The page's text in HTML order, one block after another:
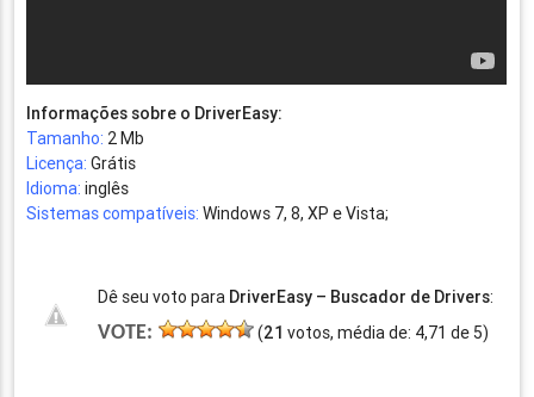
Informações sobre o DriverEasy:
Tamanho: 2 Mb
Licença: Grátis
Idioma: inglês
Sistemas compatíveis: Windows 7, 8, XP e Vista;
Dê seu voto para DriverEasy – Buscador de Drivers:
VOTE: (21 votos, média de: 4,71 de 5)